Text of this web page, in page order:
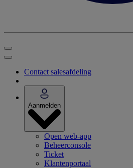
Contact salesafdeling
Aanmelden
Open web-app
Beheerconsole
Ticket
Klantenportaal